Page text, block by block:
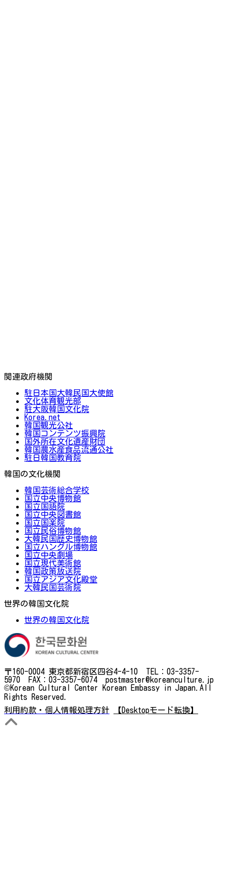
関連政府機関
駐日本国大韓民国大使館
文化体育観光部
駐大阪韓国文化院
Korea.net
韓国観光公社
韓国コンテンツ振興院
国外所在文化遺産財団
韓国農水産食品流通公社
駐日韓国教育院
韓国の文化機関
韓国芸術総合学校
国立中央博物館
国立国語院
国立中央図書館
国立国楽院
国立民俗博物館
大韓民国歴史博物館
国立ハングル博物館
国立中央劇場
国立現代美術館
韓国政策放送院
国立アジア文化殿堂
大韓民国芸術院
世界の韓国文化院
世界の韓国文化院
〒160-0004 東京都新宿区四谷4-4-10 TEL：03-3357-
5970 FAX：03-3357-6074 postmaster@koreanculture.jp
©Korean Cultural Center Korean Embassy in Japan.All
Rights Reserved.
利用約款・個人情報処理方針
【Desktopモード転換】